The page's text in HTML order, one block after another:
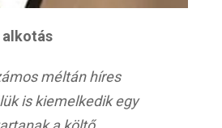
alkotás
méltán híres
is kiemelkedik egy